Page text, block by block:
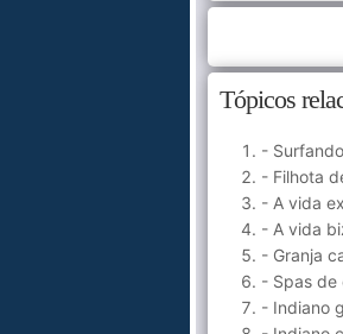
Tópicos
-
- Filhota
- A vida
- A vida
- Granja
- Spas de
- Indiano